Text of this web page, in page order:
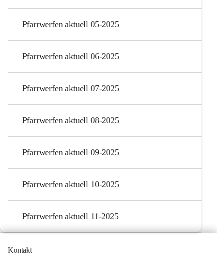
Pfarrwerfen aktuell 05-2025
Pfarrwerfen aktuell 06-2025
Pfarrwerfen aktuell 07-2025
Pfarrwerfen aktuell 08-2025
Pfarrwerfen aktuell 09-2025
Pfarrwerfen aktuell 10-2025
Pfarrwerfen aktuell 11-2025
Kontakt